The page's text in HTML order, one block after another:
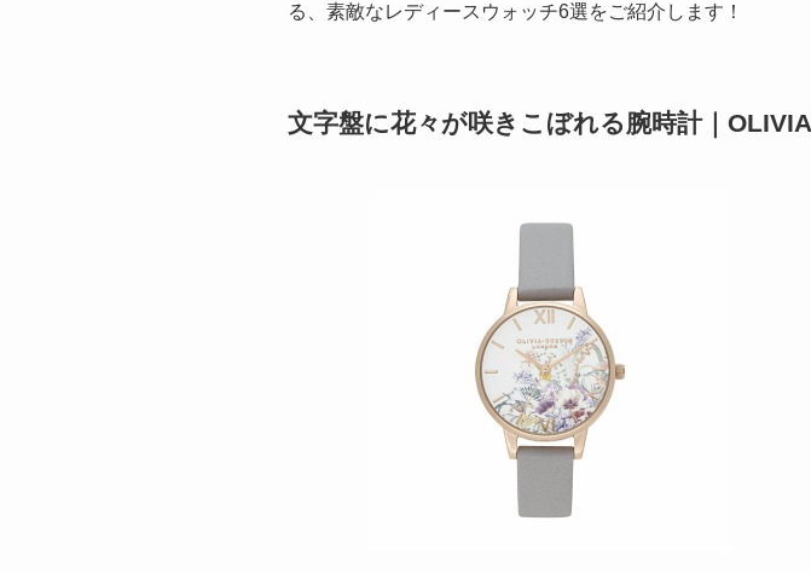
る、素敵なレディースウォッチ6選をご紹介します！
文字盤に花々が咲きこぼれる腕時計｜